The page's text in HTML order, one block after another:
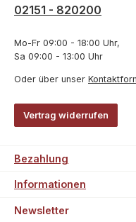
02151 - 820200
Mo-Fr 09:00 - 18:00 Uhr,
Sa 09:00 - 13:00 Uhr
Oder über unser
Vertrag widerrufen
Bezahlung
Informationen
Newsletter